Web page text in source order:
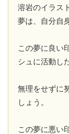
溶岩のイラス
夢は、自分自
この夢に良い
シュに活動し
無理をせずに
しょう。
この夢に悪い